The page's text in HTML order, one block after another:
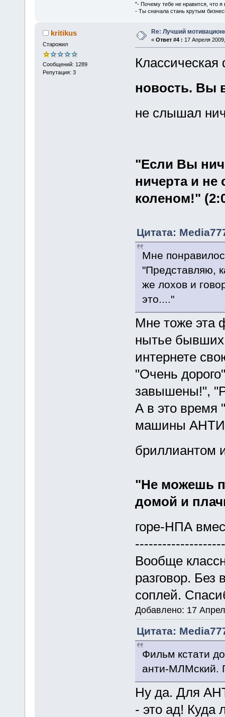
"- Почему тебе не нравится, что я
- Ты сначала стань крутым
kritikus
Старожил
Сообщений: 1289
Репутация: 3
Re: Лучший
« Ответ #4 : 17 Апреля
новость. Вы
не слышал
"Если Вы
ничерта и не
коленом!"
Цитата:
Мне
"Представляю,
же лохов и
это...."
Мне тоже эта
нытье
интернете
"Очень
завышены!",
А в это время
машины
бриллиантом
"Не можешь
домой и
горе-НПА
Вообще
разговор. Без
соплей.
Добавлено: 17
Цитата:
Фильм кстати
анти-МЛМский.
Ну да. Для
- это ад! Куда